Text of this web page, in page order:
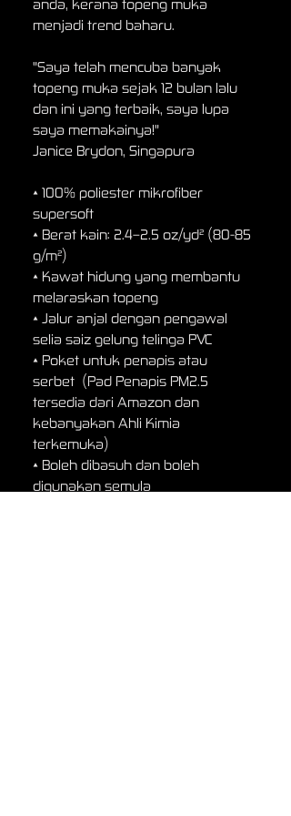
anda, kerana topeng muka
menjadi trend baharu.
"Saya telah mencuba banyak
topeng muka sejak 12 bulan lalu
dan ini yang terbaik, saya lupa
saya memakainya!"
Janice Brydon, Singapura
• 100% poliester mikrofiber
supersoft
• Berat kain: 2.4–2.5 oz/yd² (80-85
g/m²)
• Kawat hidung yang membantu
melaraskan topeng
• Jalur anjal dengan pengawal
selia saiz gelung telinga PVC
• Poket untuk penapis atau
serbet (Pad Penapis PM2.5
tersedia dari Amazon dan
kebanyakan Ahli Kimia
terkemuka)
• Boleh dibasuh dan boleh
digunakan semula